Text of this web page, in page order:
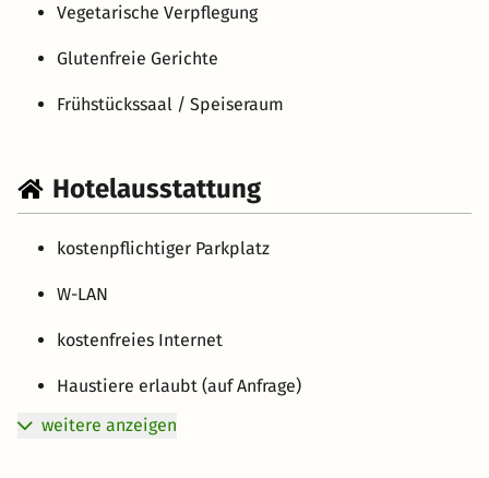
Vegetarische Verpflegung
Glutenfreie Gerichte
Frühstückssaal / Speiseraum
Hotelausstattung
kostenpflichtiger Parkplatz
W-LAN
kostenfreies Internet
Haustiere erlaubt (auf Anfrage)
weitere anzeigen